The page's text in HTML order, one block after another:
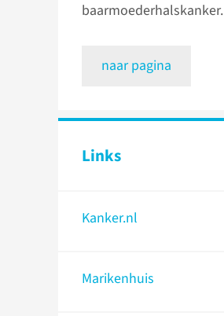
baarmoederhalskanker.
naar pagina
Links
Kanker.nl
Marikenhuis